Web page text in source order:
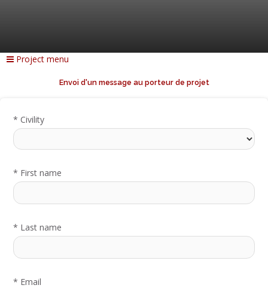
Project menu
Envoi d'un message au porteur de projet
* Civility
* First name
* Last name
* Email